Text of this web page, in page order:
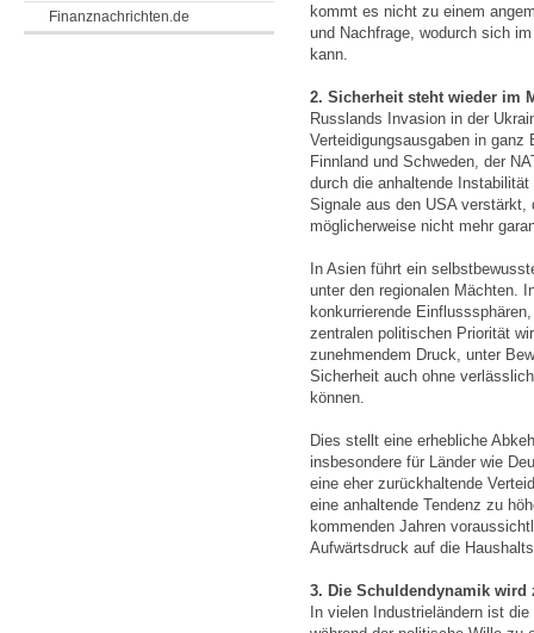
kommt es nicht zu einem
und Nachfrage, wodurch sich
kann.
2. Sicherheit steht wieder im
Russlands Invasion in der
Verteidigungsausgaben in ganz
Finnland und Schweden, der
durch die anhaltende
Signale aus den USA verstärkt,
möglicherweise nicht mehr
In Asien führt ein
unter den regionalen Mächten.
konkurrierende
zentralen politischen Priorität
zunehmendem Druck, unter
Sicherheit auch ohne
können.
Dies stellt eine erhebliche
insbesondere für Länder wie
eine eher zurückhaltende
eine anhaltende Tendenz zu
kommenden Jahren
Aufwärtsdruck auf die
3. Die Schuldendynamik
In vielen Industrieländern ist
Finanznachrichten.de